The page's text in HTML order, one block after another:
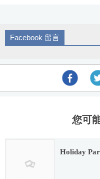
Facebook 留言
您可
Holiday